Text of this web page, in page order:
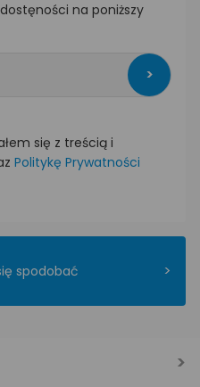
na poniższy
>
się z treścią i
Politykę Prywatności
spodobać >